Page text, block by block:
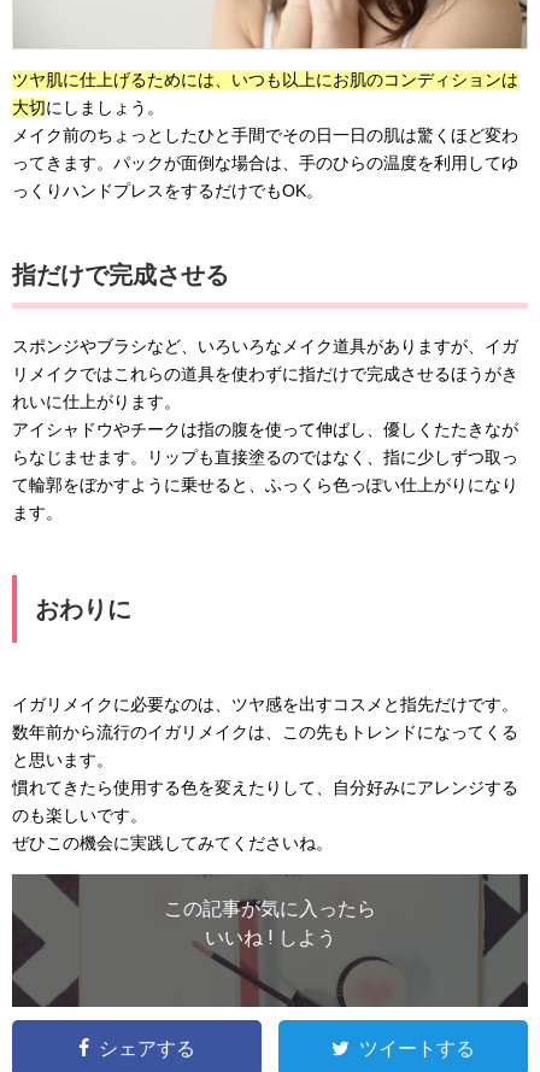
ツヤ肌に仕上げるためには、いつも以上にお肌のコンディションは
大切にしましょう。
メイク前のちょっとしたひと手間でその日一日の肌は驚くほど変わ
ってきます。パックが面倒な場合は、手のひらの温度を利用してゆ
っくりハンドプレスをするだけでもOK。
指だけで完成させる
スポンジやブラシなど、いろいろなメイク道具がありますが、イガ
リメイクではこれらの道具を使わずに指だけで完成させるほうがき
れいに仕上がります。
アイシャドウやチークは指の腹を使って伸ばし、優しくたたきなが
らなじませます。リップも直接塗るのではなく、指に少しずつ取っ
て輪郭をぼかすように乗せると、ふっくら色っぽい仕上がりになり
ます。
おわりに
イガリメイクに必要なのは、ツヤ感を出すコスメと指先だけです。
数年前から流行のイガリメイクは、この先もトレンドになってくる
と思います。
慣れてきたら使用する色を変えたりして、自分好みにアレンジする
のも楽しいです。
ぜひこの機会に実践してみてくださいね。
この記事が気に入ったら
いいね ! しよう
シェアする ツイートする